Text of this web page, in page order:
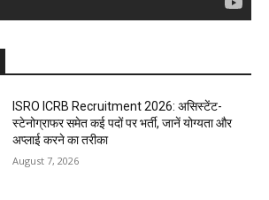
ISRO ICRB Recruitment 2026: असिस्टेंट-
स्टेनोग्राफर समेत कई पदों पर भर्ती, जानें योग्यता और
अप्लाई करने का तरीका
August 7, 2026